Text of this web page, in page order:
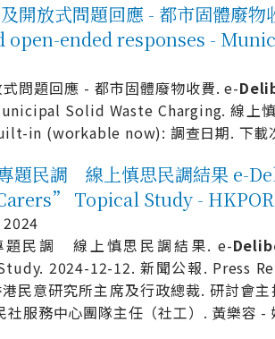
開放式問題回應 - 都市固體廢
ended responses -
問題回應 - 都市固體廢物收費. e-
Solid Waste Charging. 線上
in (workable now): 調查日期. 下載
專題民調 線上慎思民調結果 e-
Topical Study -
題民調 線上慎思民調結果. e-
2024-12-12. 新聞公報. Press
民意研究所主席及行政總裁. 研討會
社服務中心團隊主任（社工）. 黃樂容 -